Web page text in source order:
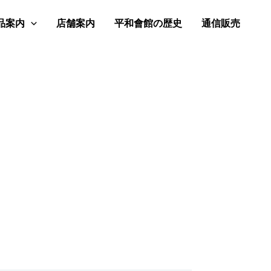
案内 店舗案内 平和會館の歴史 通信販売